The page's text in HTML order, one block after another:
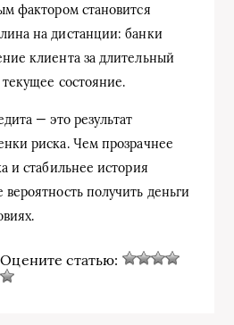
фактором становится
на дистанции: банки
клиента за длительный
состояние.
— это результат
риска. Чем прозрачнее
и стабильнее история
получить деньги
Оцените статью: